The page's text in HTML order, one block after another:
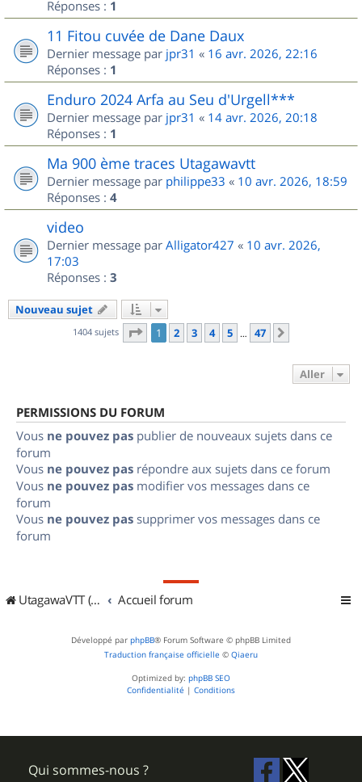
Réponses : 1
11 Fitou cuvée de Dane Daux
Dernier message par jpr31 « 16 avr. 2026, 22:16
Réponses : 1
Enduro 2024 Arfa au Seu d'Urgell***
Dernier message par jpr31 « 14 avr. 2026, 20:18
Réponses : 1
Ma 900 ème traces Utagawavtt
Dernier message par philippe33 « 10 avr. 2026, 18:59
Réponses : 4
video
Dernier message par Alligator427 « 10 avr. 2026,
17:03
Réponses : 3
Nouveau sujet
1404 sujets Page 1sur
1 2 3 4 5 … 47
Aller
PERMISSIONS DU FORUM
Vous ne pouvez pas publier de nouveaux sujets dans ce
forum
Vous ne pouvez pas répondre aux sujets dans ce forum
Vous ne pouvez pas modifier vos messages dans ce
forum
Vous ne pouvez pas supprimer vos messages dans ce
forum
UtagawaVTT (Randos VTT et VTTAE avec traces GPS) Accueil forum
Développé par phpBB® Forum Software © phpBB Limited
Traduction française officielle © Qiaeru
Optimized by: phpBB SEO
Confidentialité | Conditions
Qui sommes-nous ?